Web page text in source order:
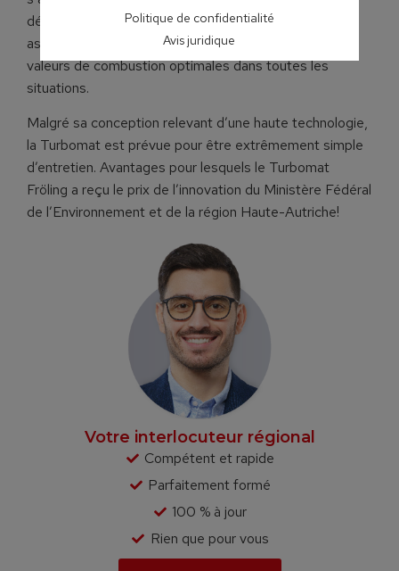
déchiqueté et granulés, sa technologie avancée
associée à la commande Lambdatronic garantit des
valeurs de combustion optimales dans toutes les
situations.
Malgré sa conception relevant d’une haute technologie,
la Turbomat est prévue pour être extrêmement simple
d’entretien. Avantages pour lesquels le Turbomat
Fröling a reçu le prix de l’innovation du Ministère Fédéral
de l’Environnement et de la région Haute-Autriche!
Votre interlocuteur régional
Compétent et rapide
Parfaitement formé
100 % à jour
Rien que pour vous
Politique de confidentialité
Avis juridique